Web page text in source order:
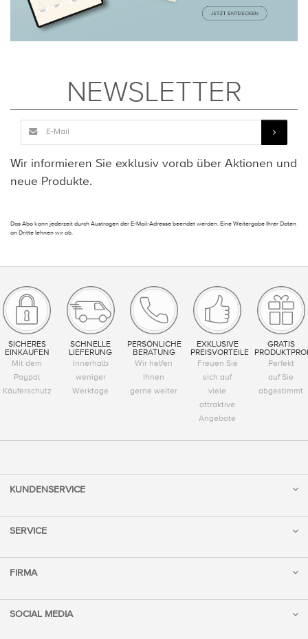
NEWSLETTER
Wir informieren Sie exklusiv vorab über Aktionen und
neue Produkte.
Das Abo kann jederzeit durch Austragen der E-Mail-Adresse beendet werden. Eine Weitergabe Ihrer Daten
an Dritte lehnen wir ab.
SICHERES
EINKAUFEN
Mit dem
Paypal
Käuferschutz
SCHNELLE
LIEFERUNG
Innerhalb
weniger
Werktage
PERSÖNLICHE
BERATUNG
Wir helfen
Ihnen
gerne weiter
EXKLUSIVE
PREISVORTEILE
Freuen Sie
sich auf
viele
attraktive
Angebote
GRATIS
Perfekt
auf Sie
abgestimmt
KUNDENSERVICE
SERVICE
FIRMA
SOCIAL MEDIA